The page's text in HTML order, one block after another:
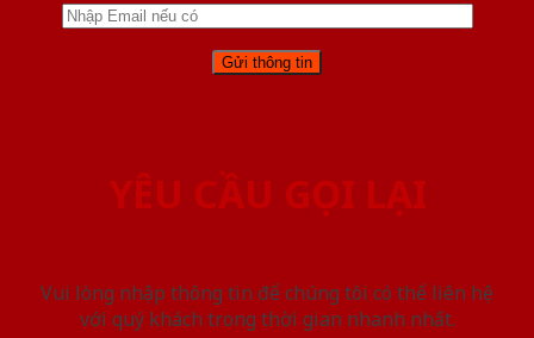
YÊU CẦU GỌI LẠI
Vui lòng nhập thông tin để chúng tôi có thể liên hệ
với quý khách trong thời gian nhanh nhất.